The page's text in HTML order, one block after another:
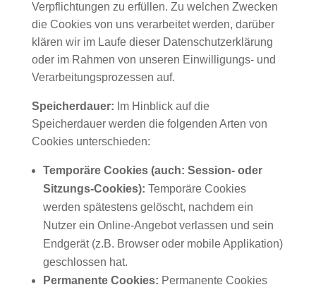
Verpflichtungen zu erfüllen. Zu welchen Zwecken
die Cookies von uns verarbeitet werden, darüber
klären wir im Laufe dieser Datenschutzerklärung
oder im Rahmen von unseren Einwilligungs- und
Verarbeitungsprozessen auf.
Speicherdauer: Im Hinblick auf die
Speicherdauer werden die folgenden Arten von
Cookies unterschieden:
Temporäre Cookies (auch: Session- oder
Sitzungs-Cookies): Temporäre Cookies
werden spätestens gelöscht, nachdem ein
Nutzer ein Online-Angebot verlassen und sein
Endgerät (z.B. Browser oder mobile Applikation)
geschlossen hat.
Permanente Cookies: Permanente Cookies